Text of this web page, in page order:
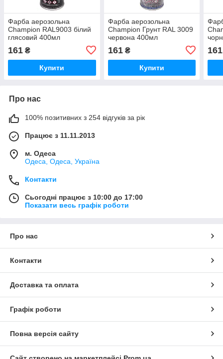
Фарба аерозольна
Champion RAL9003 білий
глясовий 400мл
161 ₴
Купити
Фарба аерозольна
Champion Грунт RAL 3009
червона 400мл
161₴
Купити
161
Про нас
100% позитивних з 254 відгуків за рік
Працює з 11.11.2013
м. Одеса
Одеса, Одеса, Україна
Контакти
Сьогодні працює з 10:00 до 17:00
Показати весь графік роботи
Про нас
Контакти
Доставка та оплата
Графік роботи
Повна версія сайту